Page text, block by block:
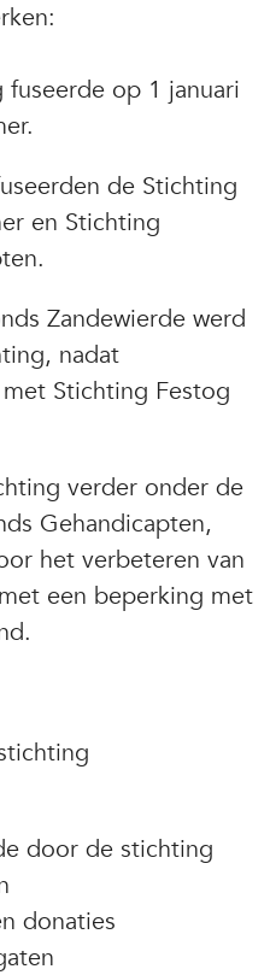
op 1 januari
de Stichting
en Stichting
Zandewierde werd
nadat
Stichting Festog
verder onder de
Gehandicapten,
het verbeteren van
een beperking met
door de stichting
donaties